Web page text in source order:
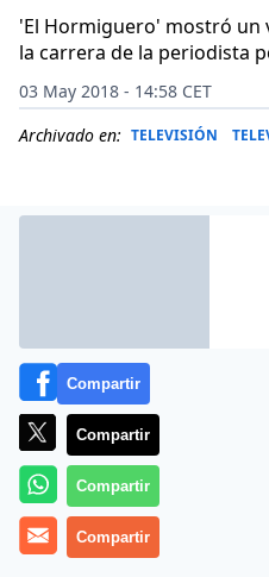
'El Hormiguero' mostró un
la carrera de la periodista
03 May 2018 - 14:58 CET
Archivado en: TELEVISIÓN
La presentadora fue la
Hormiguero. Golpe habló
Compartir
Compartir
Compartir
Compartir